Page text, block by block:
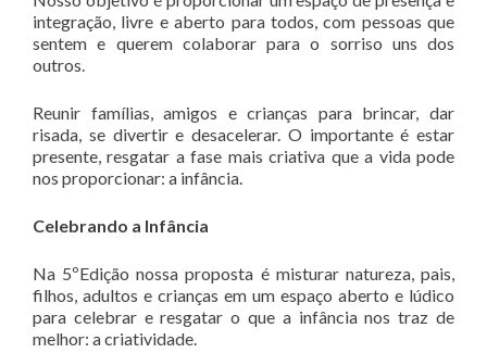
integração, livre e aberto para todos, com pessoas que
sentem e querem colaborar para o sorriso uns dos
outros.
Reunir famílias, amigos e crianças para brincar, dar
risada, se divertir e desacelerar. O importante é estar
presente, resgatar a fase mais criativa que a vida pode
nos proporcionar: a infância.
Celebrando a Infância
Na 5ºEdição nossa proposta é misturar natureza, pais,
filhos, adultos e crianças em um espaço aberto e lúdico
para celebrar e resgatar o que a infância nos traz de
melhor: a criatividade.